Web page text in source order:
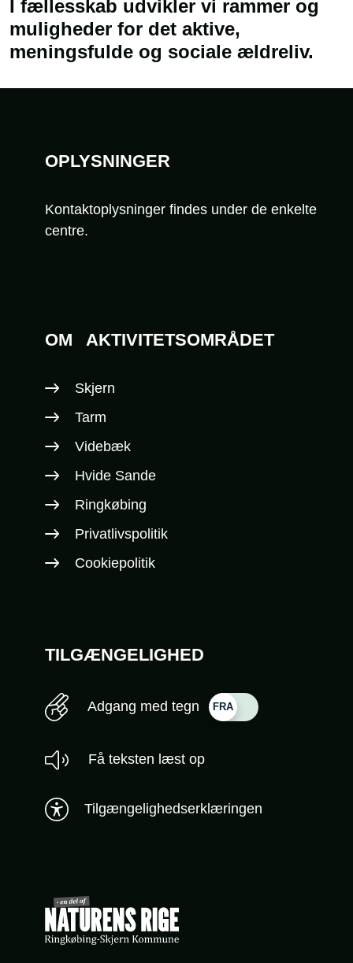
I fællesskab udvikler vi rammer og
muligheder for det aktive,
meningsfulde og sociale ældreliv.
OPLYSNINGER
Kontaktoplysninger findes under de enkelte
centre.
OM AKTIVITETSOMRÅDET
Skjern
Tarm
Videbæk
Hvide Sande
Ringkøbing
Privatlivspolitik
Cookiepolitik
TILGÆNGELIGHED
Adgang med tegn
Få teksten læst op
Tilgængelighedserklæringen